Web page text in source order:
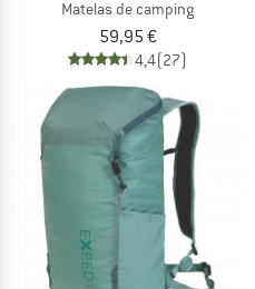
Matelas de camping
59,95 €
4,4(27)